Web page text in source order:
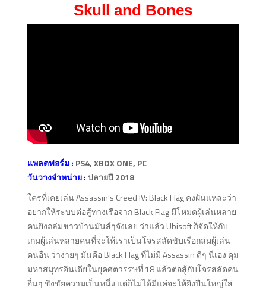
Skull and Bones
แพลตฟอร์ม : PS4, XBOX ONE, PC
วันวางจำหน่าย :ปลายปี 2018
ใครที่เคยเล่น Assassin’s Creed IV: Black Flag คงฝันแหละว่า
อยากให้ระบบต่อสู้ทางเรือจาก Black Flag มีโหมดผู้เล่นหลาย
คนยิงถล่มชาวบ้านมันส์ๆจังเลย ว่าแล้ว Ubisoft ก็จัดให้กับ
เกมผู้เล่นหลายคนที่จะให้เราเป็นโจรสลัดขับเรือถล่มผู้เล่น
คนอื่น ว่าง่ายๆ มันคือ Black Flag ที่ไม่มี Assassin ดีๆ นี่เอง คุม
มหาสมุทรอินเดียในยุคศตวรรษที่ 18 แล้วต่อสู้กับโจรสลัดคน
อื่นๆ ชิงชัยความเป็นหนึ่ง แต่ก็ไม่ได้มีแค่จะให้ยิงปืนใหญ่ใส่